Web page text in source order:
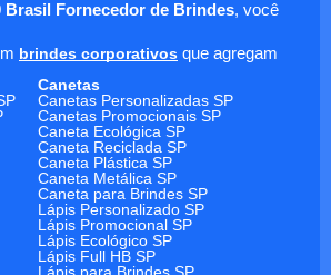
Brasil Fornecedor de Brindes, você
brindes corporativos que agregam
Canetas
Canetas Personalizadas SP
Canetas Promocionais SP
Caneta Ecológica SP
Caneta Reciclada SP
Caneta Plástica SP
Caneta Metálica SP
Caneta para Brindes SP
Lápis Personalizado SP
Lápis Promocional SP
Lápis Ecológico SP
Lápis Full HB SP